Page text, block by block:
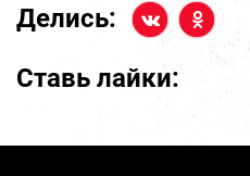
Делись:
Ставь лайки: